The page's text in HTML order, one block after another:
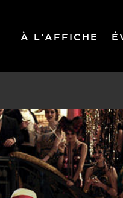
À L’AFFICHE